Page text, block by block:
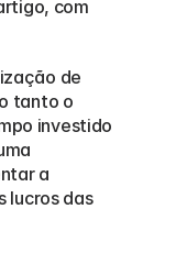
com
de
tanto o
investido
a
lucros das